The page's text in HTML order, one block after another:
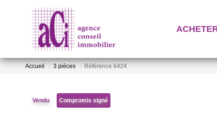
Accueil 3 pièces Référence 6424
Vendu Compromis signé